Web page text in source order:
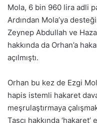
Mola, 6 bin 960 lira adli
Ardından Mola’ya
Zeynep Abdullah ve
hakkında da Orhan’a
açılmıştı.
Orhan bu kez de Ezgi
hapis istemli hakaret
meşrulaştırmaya
Taşçı hakkında